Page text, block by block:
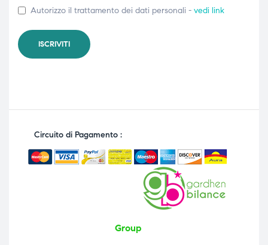
Autorizzo il trattamento dei dati personali - vedi link
Circuito di Pagamento :
Group